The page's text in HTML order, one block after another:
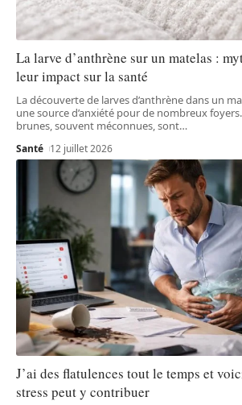
La larve d’anthrène sur un matelas :
leur impact sur la santé
La découverte de larves d’anthrène dans un
une source d’anxiété pour de nombreux
brunes, souvent méconnues, sont…
Santé 12 juillet 2026
J’ai des flatulences tout le temps et
stress peut y contribuer